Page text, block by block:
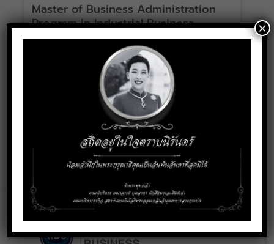
Master of Business Administration
Program in Industrial Business
Administration
Study outside working hours (Saturday –
Duration of study: 2 years
Suitable for those who have completed a
bachelor’s degree.
Program brochure
×